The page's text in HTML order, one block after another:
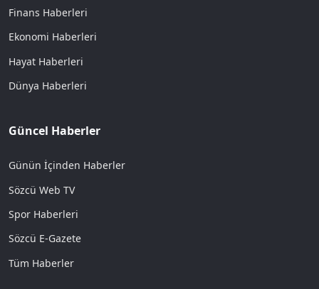
Finans Haberleri
Ekonomi Haberleri
Hayat Haberleri
Dünya Haberleri
Güncel Haberler
Günün İçinden Haberler
Sözcü Web TV
Spor Haberleri
Sözcü E-Gazete
Tüm Haberler